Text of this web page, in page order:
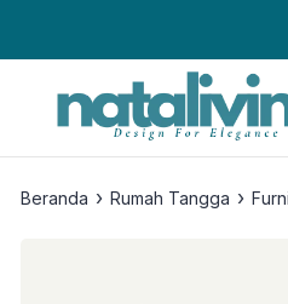
Beranda › Rumah Tangga ›